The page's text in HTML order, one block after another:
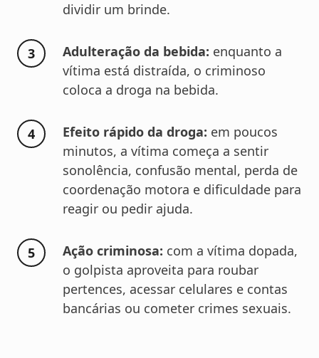
dividir um brinde.
Adulteração da bebida: enquanto a
vítima está distraída, o criminoso
coloca a droga na bebida.
Efeito rápido da droga: em poucos
minutos, a vítima começa a sentir
sonolência, confusão mental, perda de
coordenação motora e dificuldade para
reagir ou pedir ajuda.
Ação criminosa: com a vítima dopada,
o golpista aproveita para roubar
pertences, acessar celulares e contas
bancárias ou cometer crimes sexuais.